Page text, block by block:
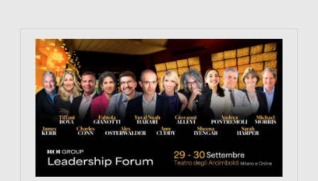
https://tinyurl.com/363fvfm9